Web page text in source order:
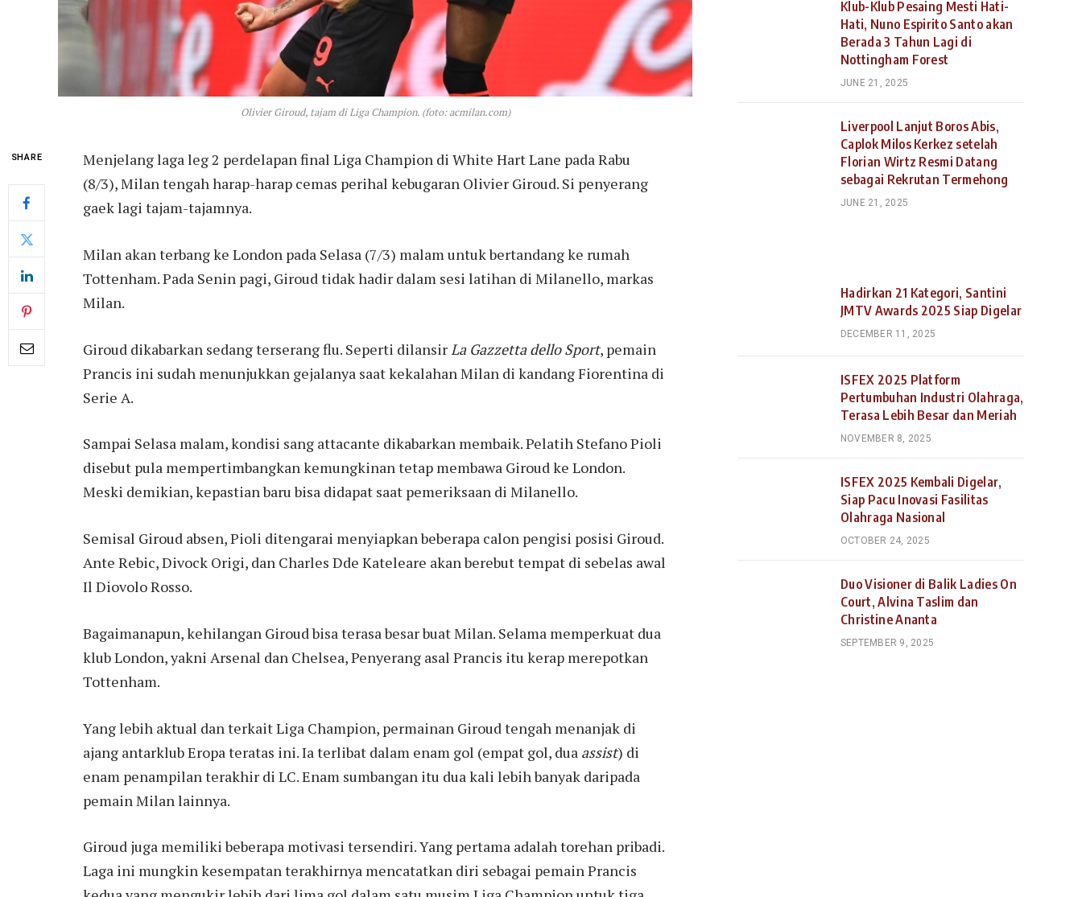
Olivier Giroud, tajam di Liga Champion. (foto: acmilan.com)
SHARE
Menjelang laga leg 2 perdelapan final Liga Champion di White Hart Lane pada Rabu
(8/3), Milan tengah harap-harap cemas perihal kebugaran Olivier Giroud. Si penyerang
gaek lagi tajam-tajamnya.
Milan akan terbang ke London pada Selasa (7/3) malam untuk bertandang ke rumah
Tottenham. Pada Senin pagi, Giroud tidak hadir dalam sesi latihan di Milanello, markas
Milan.
Giroud dikabarkan sedang terserang flu. Seperti dilansir La Gazzetta dello Sport, pemain
Prancis ini sudah menunjukkan gejalanya saat kekalahan Milan di kandang Fiorentina di
Serie A.
Sampai Selasa malam, kondisi sang attacante dikabarkan membaik. Pelatih Stefano Pioli
disebut pula mempertimbangkan kemungkinan tetap membawa Giroud ke London.
Meski demikian, kepastian baru bisa didapat saat pemeriksaan di Milanello.
Semisal Giroud absen, Pioli ditengarai menyiapkan beberapa calon pengisi posisi Giroud.
Ante Rebic, Divock Origi, dan Charles Dde Kateleare akan berebut tempat di sebelas awal
Il Diovolo Rosso.
Bagaimanapun, kehilangan Giroud bisa terasa besar buat Milan. Selama memperkuat dua
klub London, yakni Arsenal dan Chelsea, Penyerang asal Prancis itu kerap merepotkan
Tottenham.
Yang lebih aktual dan terkait Liga Champion, permainan Giroud tengah menanjak di
ajang antarklub Eropa teratas ini. Ia terlibat dalam enam gol (empat gol, dua assist) di
enam penampilan terakhir di LC. Enam sumbangan itu dua kali lebih banyak daripada
pemain Milan lainnya.
Giroud juga memiliki beberapa motivasi tersendiri. Yang pertama adalah torehan pribadi.
Laga ini mungkin kesempatan terakhirnya mencatatkan diri sebagai pemain Prancis
Klub-Klub Pesaing Mesti Hati-
Hati, Nuno Espirito Santo akan
Berada 3 Tahun Lagi di
Nottingham Forest
JUNE 21, 2025
Liverpool Lanjut Boros Abis,
Caplok Milos Kerkez setelah
Florian Wirtz Resmi Datang
sebagai Rekrutan Termehong
JUNE 21, 2025
Hadirkan 21 Kategori, Santini
JMTV Awards 2025 Siap Digelar
DECEMBER 11, 2025
ISFEX 2025 Platform
Pertumbuhan Industri Olahraga,
Terasa Lebih Besar dan Meriah
NOVEMBER 8, 2025
ISFEX 2025 Kembali Digelar,
Siap Pacu Inovasi Fasilitas
Olahraga Nasional
OCTOBER 24, 2025
Duo Visioner di Balik Ladies On
Court, Alvina Taslim dan
Christine Ananta
SEPTEMBER 9, 2025